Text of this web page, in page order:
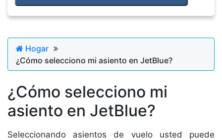
Hogar
¿Cómo selecciono mi asiento en JetBlue?
¿Cómo selecciono mi
asiento en JetBlue?
Seleccionando asientos de vuelo usted puede